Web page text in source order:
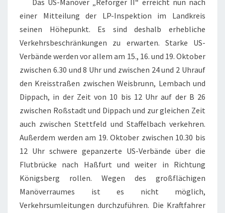
Das US-Manöver „Reforger II“ erreicht nun nach
einer Mitteilung der LP-Inspektion im Landkreis
seinen Höhepunkt. Es sind deshalb erhebliche
Verkehrsbeschränkungen zu erwarten. Starke US-
Verbände werden vor allem am 15., 16. und 19. Oktober
zwischen 6.30 und 8 Uhr und zwischen 24 und 2 Uhrauf
den Kreisstraßen zwischen Weisbrunn, Lembach und
Dippach, in der Zeit von 10 bis 12 Uhr auf der B 26
zwischen Roßstadt und Dippach und zur gleichen Zeit
auch zwischen Stettfeld und Staffelbach verkehren.
Außerdem werden am 19. Oktober zwischen 10.30 bis
12 Uhr schwere gepanzerte US-Verbände über die
Flutbrücke nach Haßfurt und weiter in Richtung
Königsberg rollen. Wegen des großflächigen
Manöverraumes ist es nicht möglich,
Verkehrsumleitungen durchzuführen. Die Kraftfahrer